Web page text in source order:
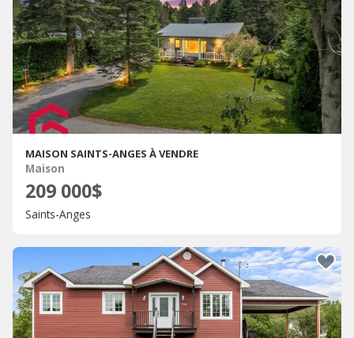
MAISON SAINTS-ANGES À VENDRE
Maison
209 000$
Saints-Anges